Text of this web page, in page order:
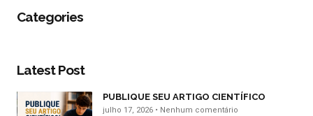
Categories
Latest Post
PUBLIQUE SEU ARTIGO CIENTÍFICO
julho 17, 2026 Nenhum comentário